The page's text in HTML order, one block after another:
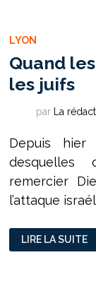
LYON
Quand
les juifs
par La
Depuis hier
desquelles
remercier
l’attaque
QUAND
LES
MUSULMANS
LIRE LA SUITE